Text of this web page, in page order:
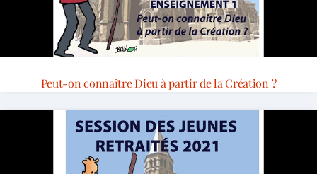
Peut-on connaître Dieu à partir de la Création ?